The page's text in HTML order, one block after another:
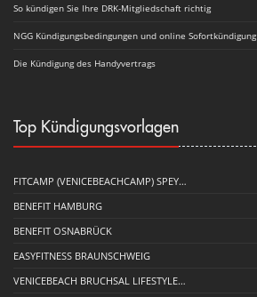
So kündigen Sie Ihre DRK-Mitgliedschaft richtig
NGG Kündigungsbedingungen und online Sofortkündigung
Die Kündigung des Handyvertrags
Top Kündigungsvorlagen
FITCAMP (VENICEBEACHCAMP) SPEY…
BENEFIT HAMBURG
BENEFIT OSNABRÜCK
EASYFITNESS BRAUNSCHWEIG
VENICEBEACH BRUCHSAL LIFESTYLE…